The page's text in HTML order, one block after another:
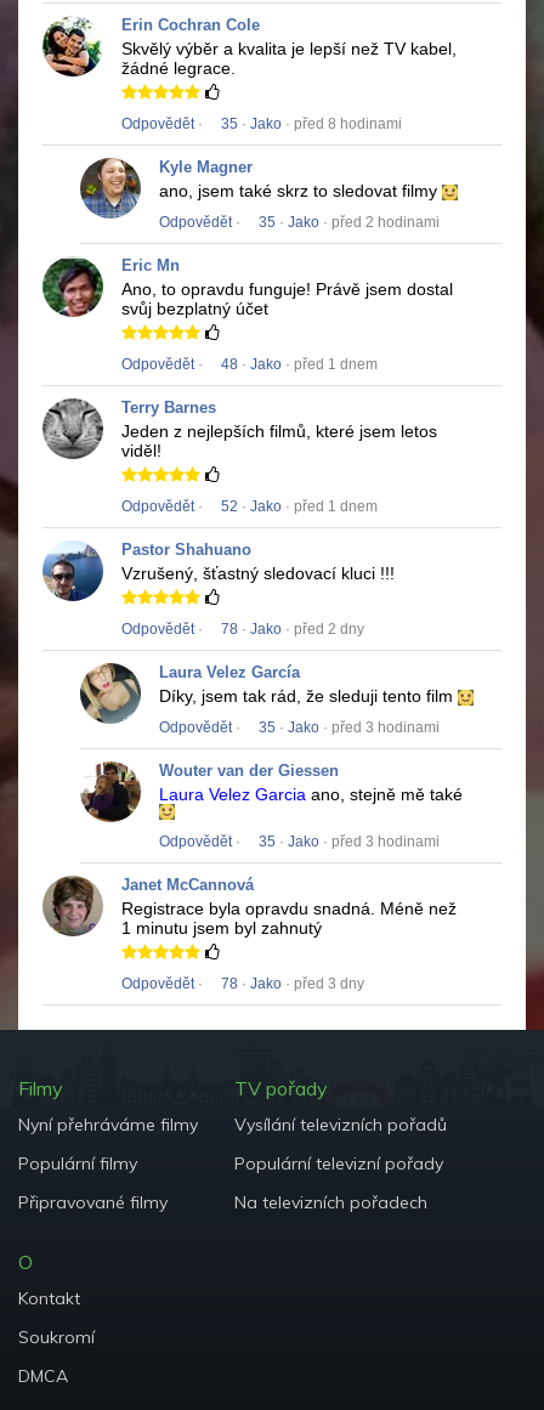
Erin Cochran Cole
Skvělý výběr a kvalita je lepší než TV kabel,
žádné legrace.
Odpovědět· 35 · Jako · před 8 hodinami
Kyle Magner
ano, jsem také skrz to sledovat filmy
Odpovědět· 35 · Jako · před 2 hodinami
Eric Mn
Ano, to opravdu funguje! Právě jsem dostal
svůj bezplatný účet
Odpovědět· 48 · Jako · před 1 dnem
Terry Barnes
Jeden z nejlepších filmů, které jsem letos
viděl!
Odpovědět· 52 · Jako · před 1 dnem
Pastor Shahuano
Vzrušený, šťastný sledovací kluci !!!
Odpovědět· 78 · Jako · před 2 dny
Laura Velez García
Díky, jsem tak rád, že sleduji tento film
Odpovědět· 35 · Jako · před 3 hodinami
Wouter van der Giessen
Laura Velez Garcia ano, stejně mě také
Odpovědět· 35 · Jako · před 3 hodinami
Janet McCannová
Registrace byla opravdu snadná. Méně než
1 minutu jsem byl zahnutý
Odpovědět· 78 · Jako · před 3 dny
Filmy
Nyní přehráváme filmy
Populární filmy
Připravované filmy
TV pořady
Vysílání televizních pořadů
Populární televizní pořady
Na televizních pořadech
O
Kontakt
Soukromí
DMCA